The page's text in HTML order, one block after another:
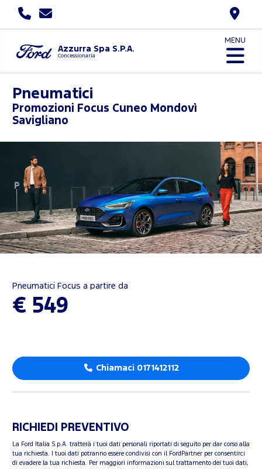
Azzurra Spa S.P.A.
Concessionaria
MENU
Pneumatici
Promozioni Focus Cuneo Mondovì
Savigliano
Pneumatici Focus a partire da
€ 549
Chiamaci 0171412112
RICHIEDI PREVENTIVO
La Ford Italia S.p.A. tratterà i tuoi dati personali riportati di seguito per dar corso alla
tua richiesta. I tuoi dati potranno essere condivisi con il FordPartner per consentirci
di evadere la tua richiesta. Per maggiori informazioni sul trattamento dei tuoi dati,